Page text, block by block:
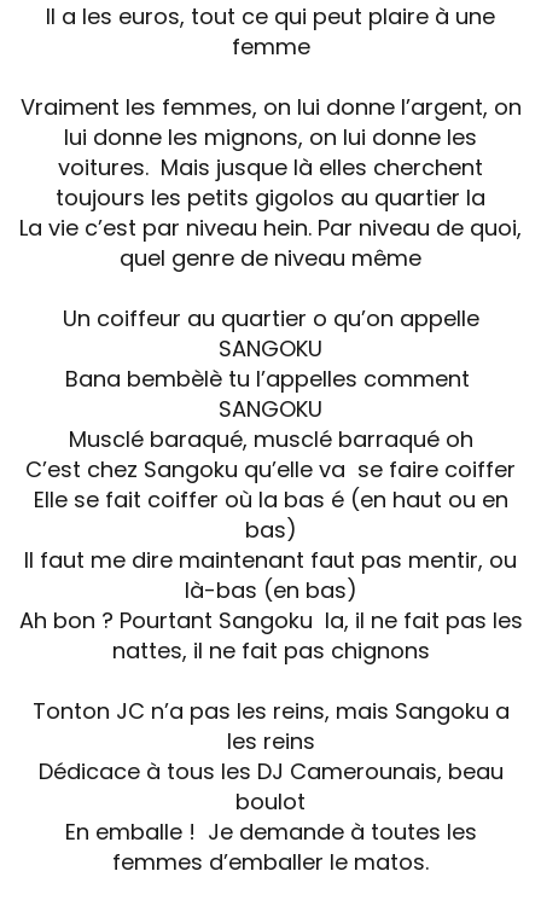
Il a les euros, tout ce qui peut plaire à une
femme
Vraiment les femmes, on lui donne l’argent, on
lui donne les mignons, on lui donne les
voitures. Mais jusque là elles cherchent
toujours les petits gigolos au quartier la
La vie c’est par niveau hein. Par niveau de quoi,
quel genre de niveau même
Un coiffeur au quartier o qu’on appelle
SANGOKU
Bana bembèlè tu l’appelles comment
SANGOKU
Musclé baraqué, musclé barraqué oh
C’est chez Sangoku qu’elle va se faire coiffer
Elle se fait coiffer où la bas é (en haut ou en
bas)
Il faut me dire maintenant faut pas mentir, ou
là-bas (en bas)
Ah bon ? Pourtant Sangoku la, il ne fait pas les
nattes, il ne fait pas chignons
Tonton JC n’a pas les reins, mais Sangoku a
les reins
Dédicace à tous les DJ Camerounais, beau
boulot
En emballe ! Je demande à toutes les
femmes d’emballer le matos.